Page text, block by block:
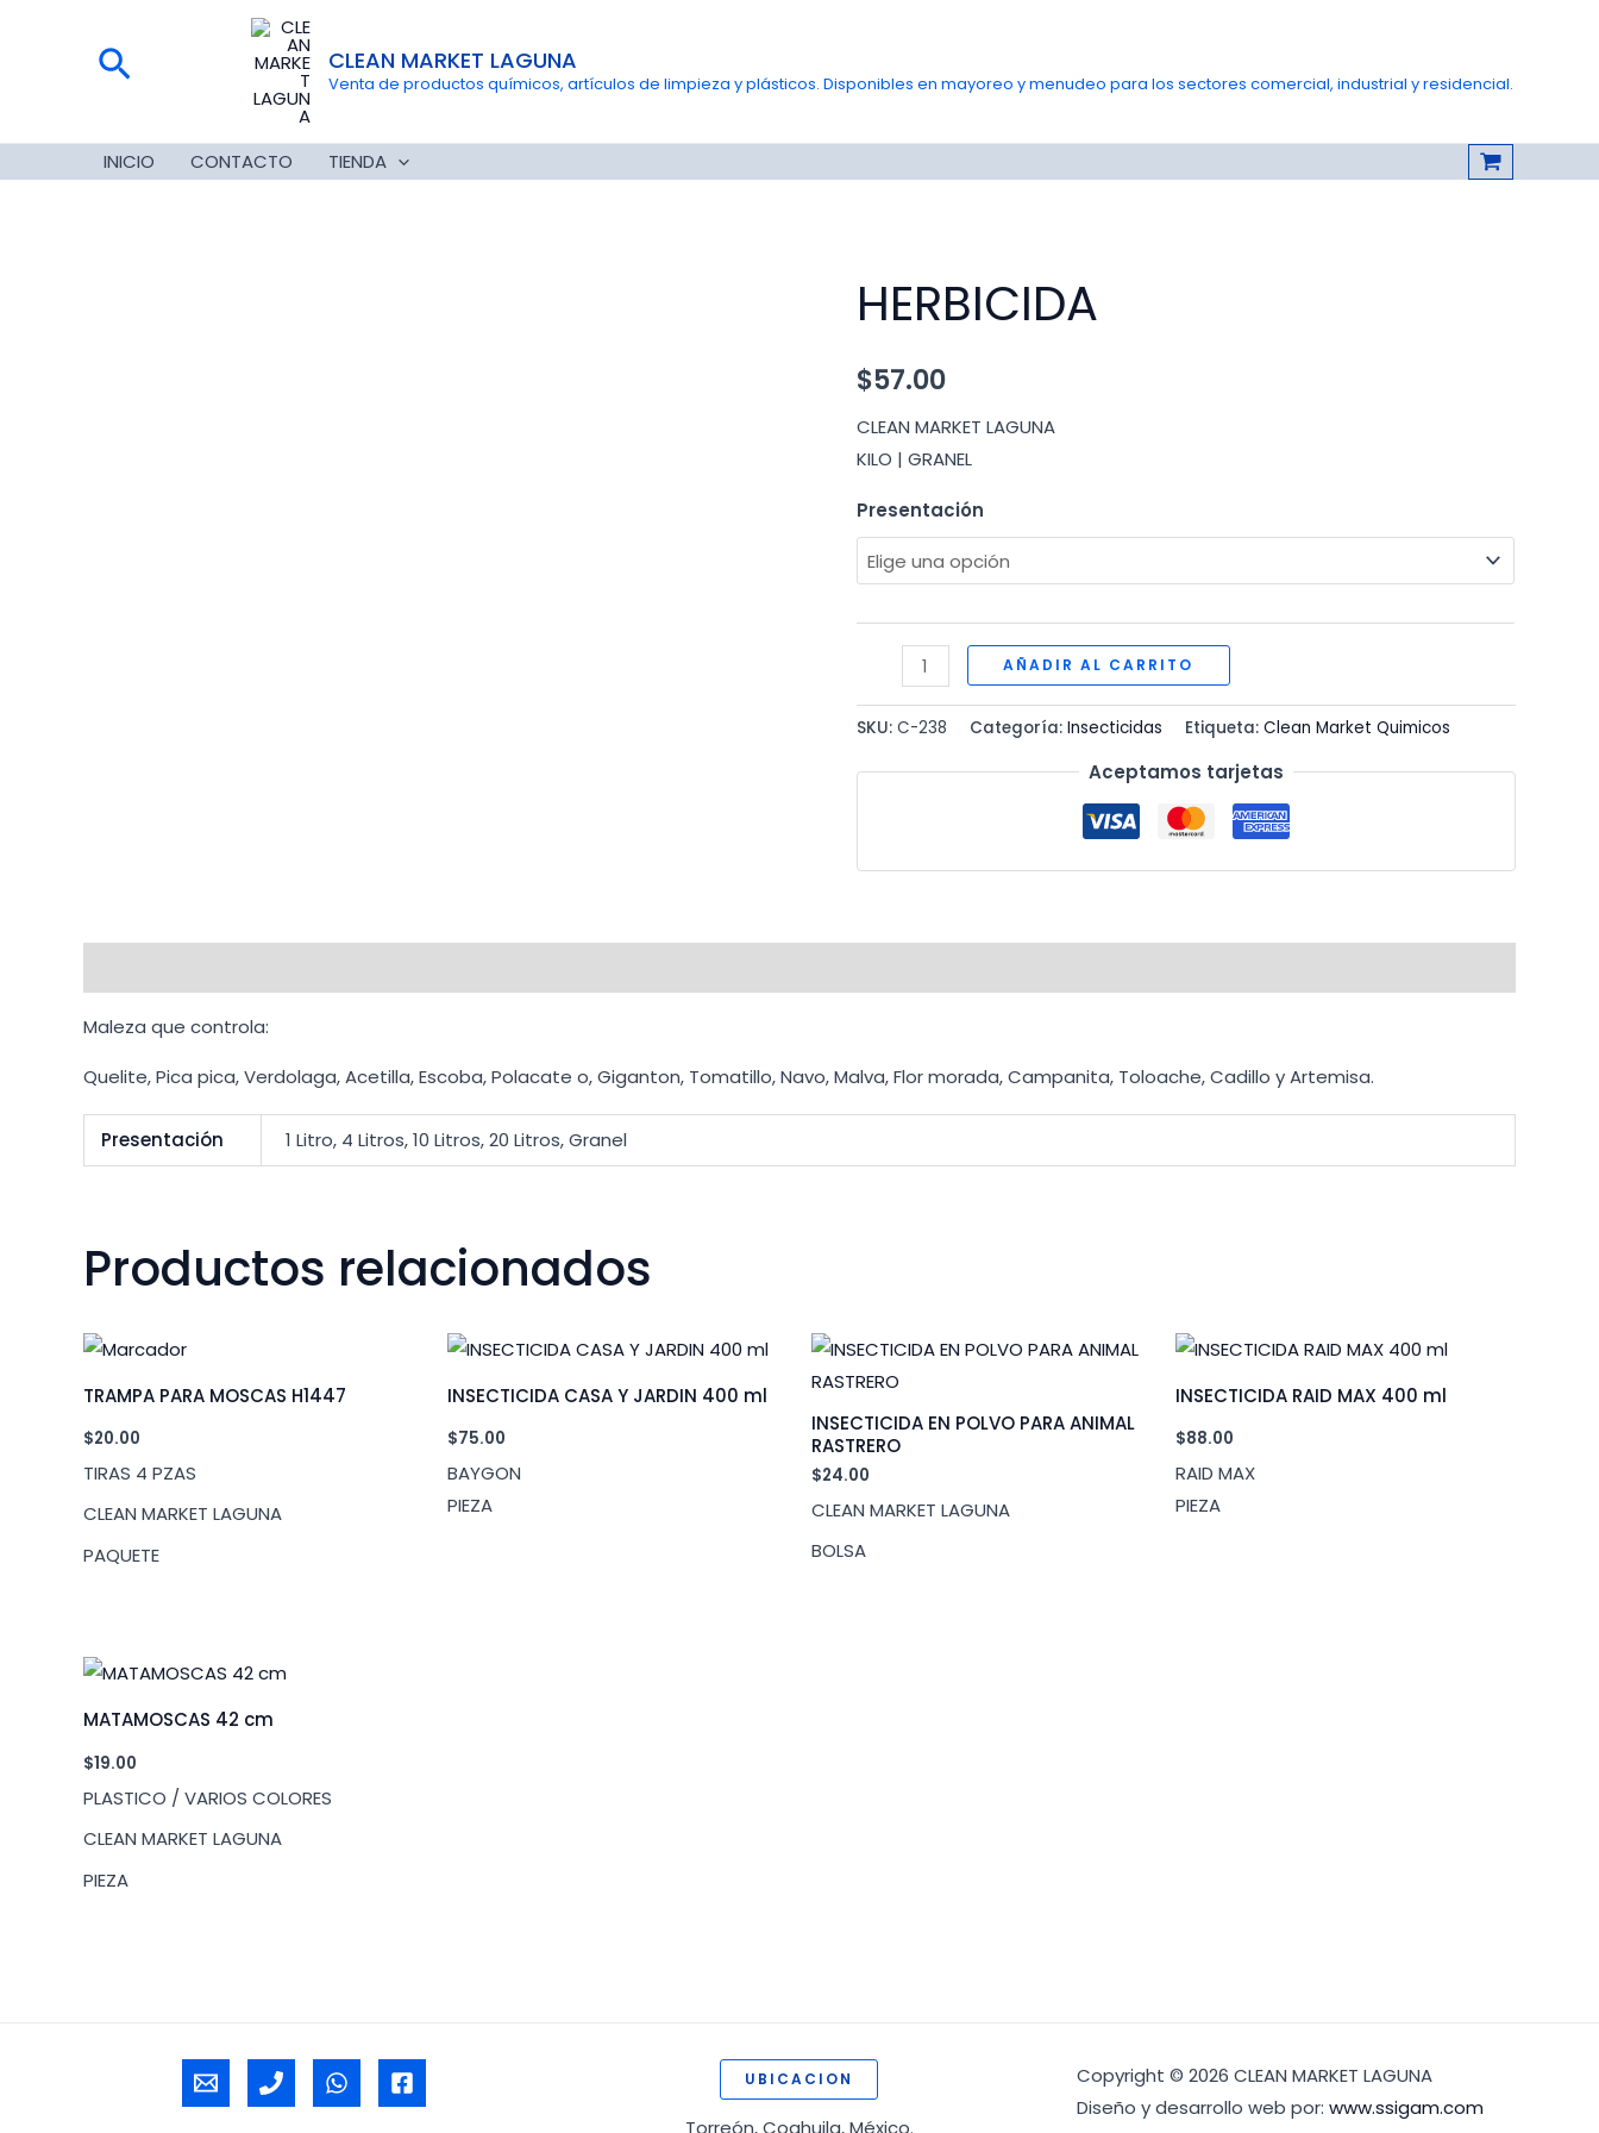
Buscar CLEAN MARKET LAGUNA
Venta de productos químicos, artículos de limpieza y plásticos. Disponibles en mayoreo y menudeo para los sectores comercial, industrial y residencial.
INICIO CONTACTO TIENDA
HERBICIDA
$57.00
CLEAN MARKET LAGUNA
KILO | GRANEL
Presentación
HERBICIDA
cantidad
AÑADIR AL CARRITO
SKU:C-238 Categoría:Insecticidas Etiqueta:Clean Market Quimicos
Aceptamos tarjetas
Maleza que controla:
Quelite, Pica pica, Verdolaga, Acetilla, Escoba, Polacate o, Giganton, Tomatillo, Navo, Malva, Flor morada, Campanita, Toloache, Cadillo y Artemisa.
Presentación 1 Litro, 4 Litros, 10 Litros, 20 Litros, Granel
Productos relacionados
TRAMPA PARA MOSCAS H1447
$20.00
TIRAS 4 PZAS
CLEAN MARKET LAGUNA
PAQUETE
INSECTICIDA CASA Y JARDIN 400 ml
$75.00
BAYGON
PIEZA
INSECTICIDA EN POLVO PARA ANIMAL
RASTRERO
$24.00
CLEAN MARKET LAGUNA
BOLSA
INSECTICIDA RAID MAX 400 ml
$88.00
RAID MAX
PIEZA
MATAMOSCAS 42 cm
$19.00
PLASTICO / VARIOS COLORES
CLEAN MARKET LAGUNA
PIEZA
UBICACION
Torreón, Coahuila, México.
Copyright © 2026 CLEAN MARKET LAGUNA
Diseño y desarrollo web por:www.ssigam.com